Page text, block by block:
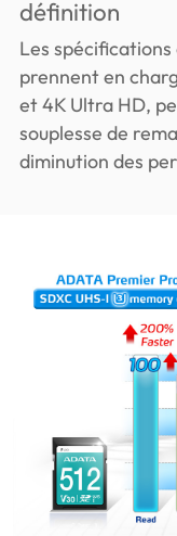
définition
Les spécifications
prennent en
et 4K Ultra HD,
souplesse de
diminution des